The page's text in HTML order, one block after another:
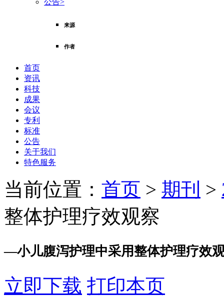
公告>
来源
作者
首页
资讯
科技
成果
会议
专利
标准
公告
关于我们
特色服务
当前位置： 首页 > 期刊 >
整体护理疗效观察
—小儿腹泻护理中采用整体护理疗效
立即下载 打印本页